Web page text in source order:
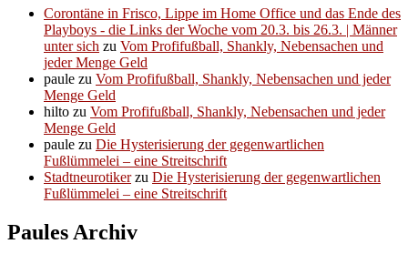
Corontäne in Frisco, Lippe im Home Office und das Ende des
Playboys - die Links der Woche vom 20.3. bis 26.3. | Männer
unter sich zu Vom Profifußball, Shankly, Nebensachen und
jeder Menge Geld
paule zu Vom Profifußball, Shankly, Nebensachen und jeder
Menge Geld
hilto zu Vom Profifußball, Shankly, Nebensachen und jeder
Menge Geld
paule zu Die Hysterisierung der gegenwartlichen
Fußlümmelei – eine Streitschrift
Stadtneurotikerzu Die Hysterisierung der gegenwartlichen
Fußlümmelei – eine Streitschrift
Paules Archiv